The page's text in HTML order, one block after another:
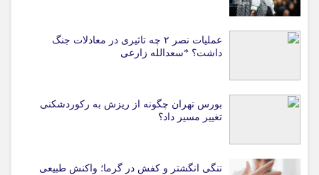
عملیات نصر ۲ چه تاثیری در معادلات جنگ
داشت؟ *سعدالله زارعی
بورس تهران چگونه از ریزش به رکوردشکنی
تغییر مسیر داد؟
تنگی انگشتر و کفش در گرما؛ واکنش طبیعی